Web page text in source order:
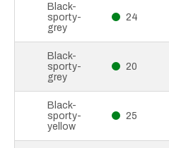
Black-
sporty-
grey
24
Black-
sporty-
grey
20
Black-
sporty-
yellow
25